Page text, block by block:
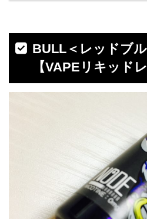
BULL＜レッドブ
【VAPEリキッド